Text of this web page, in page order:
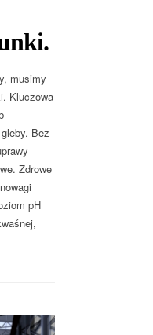
musimy
Kluczowa
Bez
Zdrowe
pH